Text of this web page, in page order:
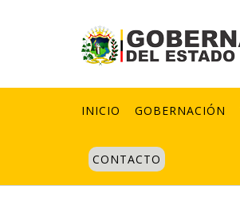
INICIO GOBERNACIÓN
CONTACTO